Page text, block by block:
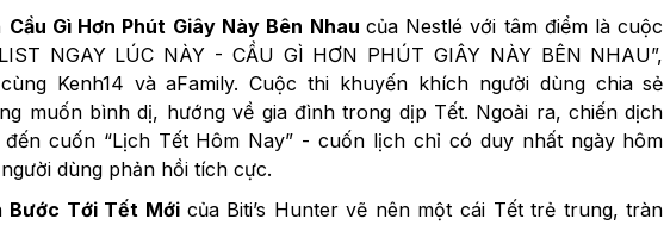
Cầu Gì Hơn Phút Giây Này Bên Nhau của Nestlé với tâm điểm là cuộc
NGAY LÚC NÀY - CẦU GÌ HƠN PHÚT GIÂY NÀY BÊN NHAU”,
Kenh14 và aFamily. Cuộc thi khuyến khích người dùng chia sẻ
muốn bình dị, hướng về gia đình trong dịp Tết. Ngoài ra, chiến dịch
đến cuốn “Lịch Tết Hôm Nay” - cuốn lịch chỉ có duy nhất ngày hôm
dùng phản hồi tích cực.
Bước Tới Tết Mới của Biti’s Hunter vẽ nên một cái Tết trẻ trung, tràn